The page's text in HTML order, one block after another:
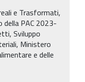
e Trasformati,
della PAC 2023-
Sviluppo
Ministero
e delle